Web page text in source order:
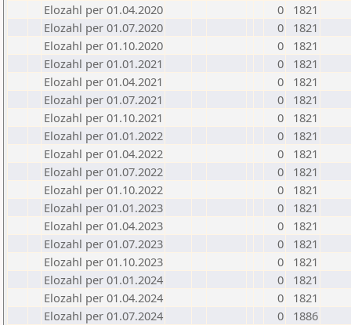
Elozahl per 01.04.2020
0
1821
Elozahl per 01.07.2020
0
1821
Elozahl per 01.10.2020
0
1821
Elozahl per 01.01.2021
0
1821
Elozahl per 01.04.2021
0
1821
Elozahl per 01.07.2021
0
1821
Elozahl per 01.10.2021
0
1821
Elozahl per 01.01.2022
0
1821
Elozahl per 01.04.2022
0
1821
Elozahl per 01.07.2022
0
1821
Elozahl per 01.10.2022
0
1821
Elozahl per 01.01.2023
0
1821
Elozahl per 01.04.2023
0
1821
Elozahl per 01.07.2023
0
1821
Elozahl per 01.10.2023
0
1821
Elozahl per 01.01.2024
0
1821
Elozahl per 01.04.2024
0
1821
Elozahl per 01.07.2024
0
1886